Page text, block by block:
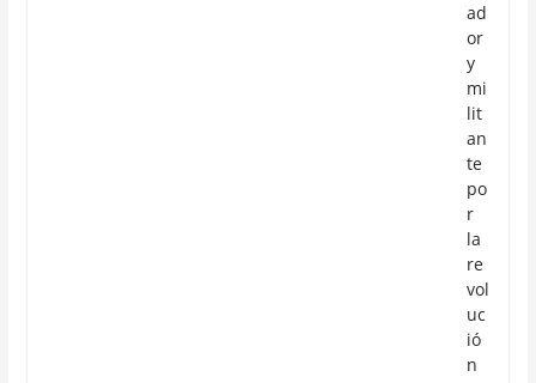
ad
or
y
mi
lit
an
te
po
r
la
re
vol
uc
ió
n